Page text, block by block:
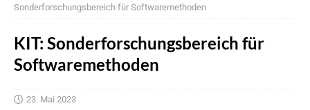
Sonderforschungsbereich für Softwaremethoden
KIT: Sonderforschungsbereich für
Softwaremethoden
23. Mai 2023